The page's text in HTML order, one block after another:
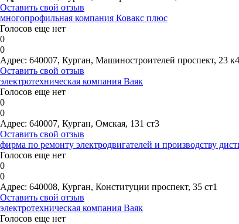
Оставить свой отзыв
многопрофильная компания Ковакс плюс
Голосов еще нет
0
0
Адрес: 640007, Курган, Машиностроителей проспект, 23 к4
Оставить свой отзыв
электротехническая компания Ваяк
Голосов еще нет
0
0
Адрес: 640007, Курган, Омская, 131 ст3
Оставить свой отзыв
фирма по ремонту электродвигателей и производству
Голосов еще нет
0
0
Адрес: 640008, Курган, Конституции проспект, 35 ст1
Оставить свой отзыв
электротехническая компания Ваяк
Голосов еще нет